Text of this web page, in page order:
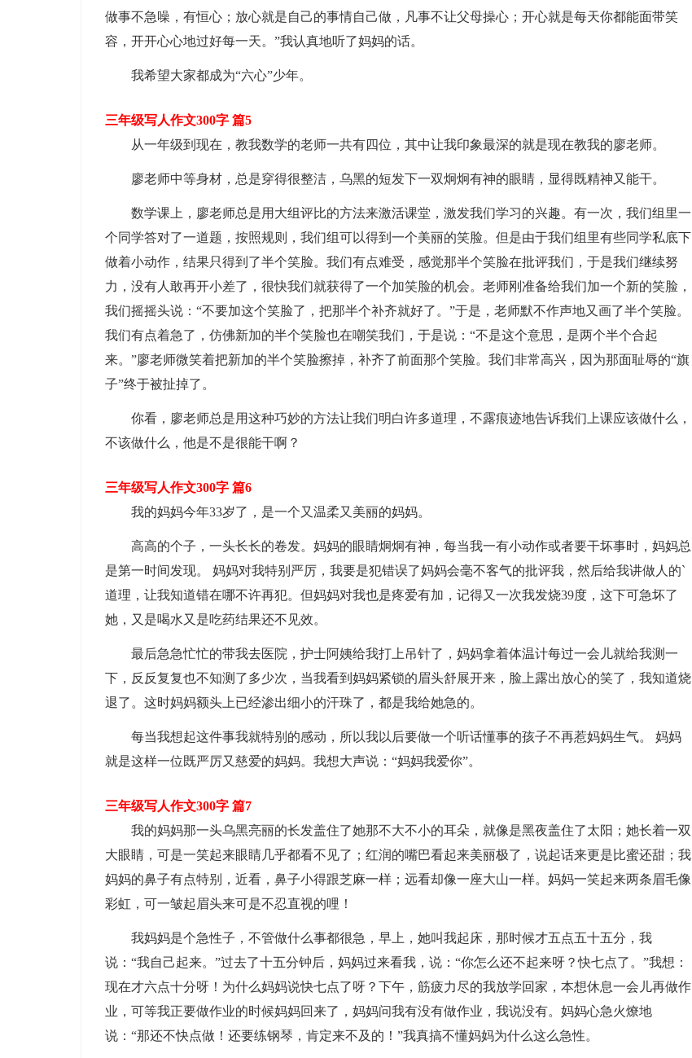
做事不急噪，有恒心；放心就是自己的事情自己做，凡事不让父母操心；开心就是每天你都能面带笑
容，开开心心地过好每一天。”我认真地听了妈妈的话。
我希望大家都成为“六心”少年。
三年级写人作文300字 篇5
从一年级到现在，教我数学的老师一共有四位，其中让我印象最深的就是现在教我的廖老师。
廖老师中等身材，总是穿得很整洁，乌黑的短发下一双炯炯有神的眼睛，显得既精神又能干。
数学课上，廖老师总是用大组评比的方法来激活课堂，激发我们学习的兴趣。有一次，我们组里一
个同学答对了一道题，按照规则，我们组可以得到一个美丽的笑脸。但是由于我们组里有些同学私底下
做着小动作，结果只得到了半个笑脸。我们有点难受，感觉那半个笑脸在批评我们，于是我们继续努
力，没有人敢再开小差了，很快我们就获得了一个加笑脸的机会。老师刚准备给我们加一个新的笑脸，
我们摇摇头说：“不要加这个笑脸了，把那半个补齐就好了。”于是，老师默不作声地又画了半个笑脸。
我们有点着急了，仿佛新加的半个笑脸也在嘲笑我们，于是说：“不是这个意思，是两个半个合起
来。”廖老师微笑着把新加的半个笑脸擦掉，补齐了前面那个笑脸。我们非常高兴，因为那面耻辱的“旗
子”终于被扯掉了。
你看，廖老师总是用这种巧妙的方法让我们明白许多道理，不露痕迹地告诉我们上课应该做什么，
不该做什么，他是不是很能干啊？
三年级写人作文300字 篇6
我的妈妈今年33岁了，是一个又温柔又美丽的妈妈。
高高的个子，一头长长的卷发。妈妈的眼睛炯炯有神，每当我一有小动作或者要干坏事时，妈妈总
是第一时间发现。 妈妈对我特别严厉，我要是犯错误了妈妈会毫不客气的批评我，然后给我讲做人的`
道理，让我知道错在哪不许再犯。但妈妈对我也是疼爱有加，记得又一次我发烧39度，这下可急坏了
她，又是喝水又是吃药结果还不见效。
最后急急忙忙的带我去医院，护士阿姨给我打上吊针了，妈妈拿着体温计每过一会儿就给我测一
下，反反复复也不知测了多少次，当我看到妈妈紧锁的眉头舒展开来，脸上露出放心的笑了，我知道烧
退了。这时妈妈额头上已经渗出细小的汗珠了，都是我给她急的。
每当我想起这件事我就特别的感动，所以我以后要做一个听话懂事的孩子不再惹妈妈生气。 妈妈
就是这样一位既严厉又慈爱的妈妈。我想大声说：“妈妈我爱你”。
三年级写人作文300字 篇7
我的妈妈那一头乌黑亮丽的长发盖住了她那不大不小的耳朵，就像是黑夜盖住了太阳；她长着一双
大眼睛，可是一笑起来眼睛几乎都看不见了；红润的嘴巴看起来美丽极了，说起话来更是比蜜还甜；我
妈妈的鼻子有点特别，近看，鼻子小得跟芝麻一样；远看却像一座大山一样。妈妈一笑起来两条眉毛像
彩虹，可一皱起眉头来可是不忍直视的哩！
我妈妈是个急性子，不管做什么事都很急，早上，她叫我起床，那时候才五点五十五分，我
说：“我自己起来。”过去了十五分钟后，妈妈过来看我，说：“你怎么还不起来呀？快七点了。”我想：
现在才六点十分呀！为什么妈妈说快七点了呀？下午，筋疲力尽的我放学回家，本想休息一会儿再做作
业，可等我正要做作业的时候妈妈回来了，妈妈问我有没有做作业，我说没有。妈妈心急火燎地
说：“那还不快点做！还要练钢琴，肯定来不及的！”我真搞不懂妈妈为什么这么急性。